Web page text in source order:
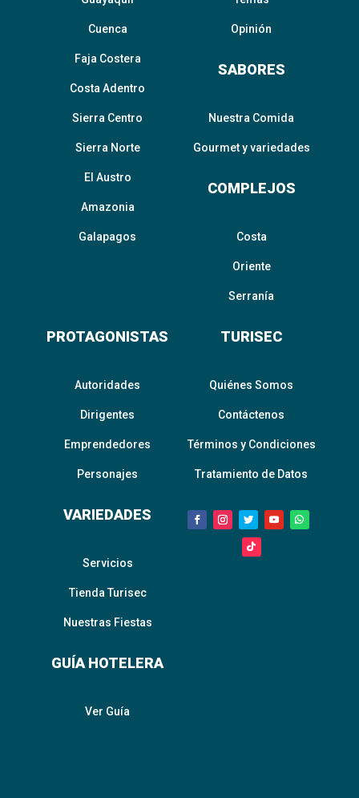
Cuenca
Faja Costera
Costa Adentro
Sierra Centro
Sierra Norte
El Austro
Amazonia
Galapagos
Opinión
SABORES
Nuestra Comida
Gourmet y variedades
COMPLEJOS
Costa
Oriente
Serranía
PROTAGONISTAS
Autoridades
Dirigentes
Emprendedores
Personajes
VARIEDADES
Servicios
Tienda Turisec
Nuestras Fiestas
GUÍA HOTELERA
Ver Guía
TURISEC
Quiénes Somos
Contáctenos
Términos y Condiciones
Tratamiento de Datos